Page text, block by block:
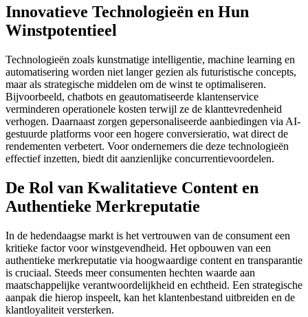
Innovatieve Technologieën en Hun
Winstpotentieel
Technologieën zoals kunstmatige intelligentie, machine learning en
automatisering worden niet langer gezien als futuristische concepts,
maar als strategische middelen om de winst te optimaliseren.
Bijvoorbeeld, chatbots en geautomatiseerde klantenservice
verminderen operationele kosten terwijl ze de klanttevredenheid
verhogen. Daarnaast zorgen gepersonaliseerde aanbiedingen via AI-
gestuurde platforms voor een hogere conversieratio, wat direct de
rendementen verbetert. Voor ondernemers die deze technologieën
effectief inzetten, biedt dit aanzienlijke concurrentievoordelen.
De Rol van Kwalitatieve Content en
Authentieke Merkreputatie
In de hedendaagse markt is het vertrouwen van de consument een
kritieke factor voor winstgevendheid. Het opbouwen van een
authentieke merkreputatie via hoogwaardige content en transparantie
is cruciaal. Steeds meer consumenten hechten waarde aan
maatschappelijke verantwoordelijkheid en echtheid. Een strategische
aanpak die hierop inspeelt, kan het klantenbestand uitbreiden en de
klantloyaliteit versterken.